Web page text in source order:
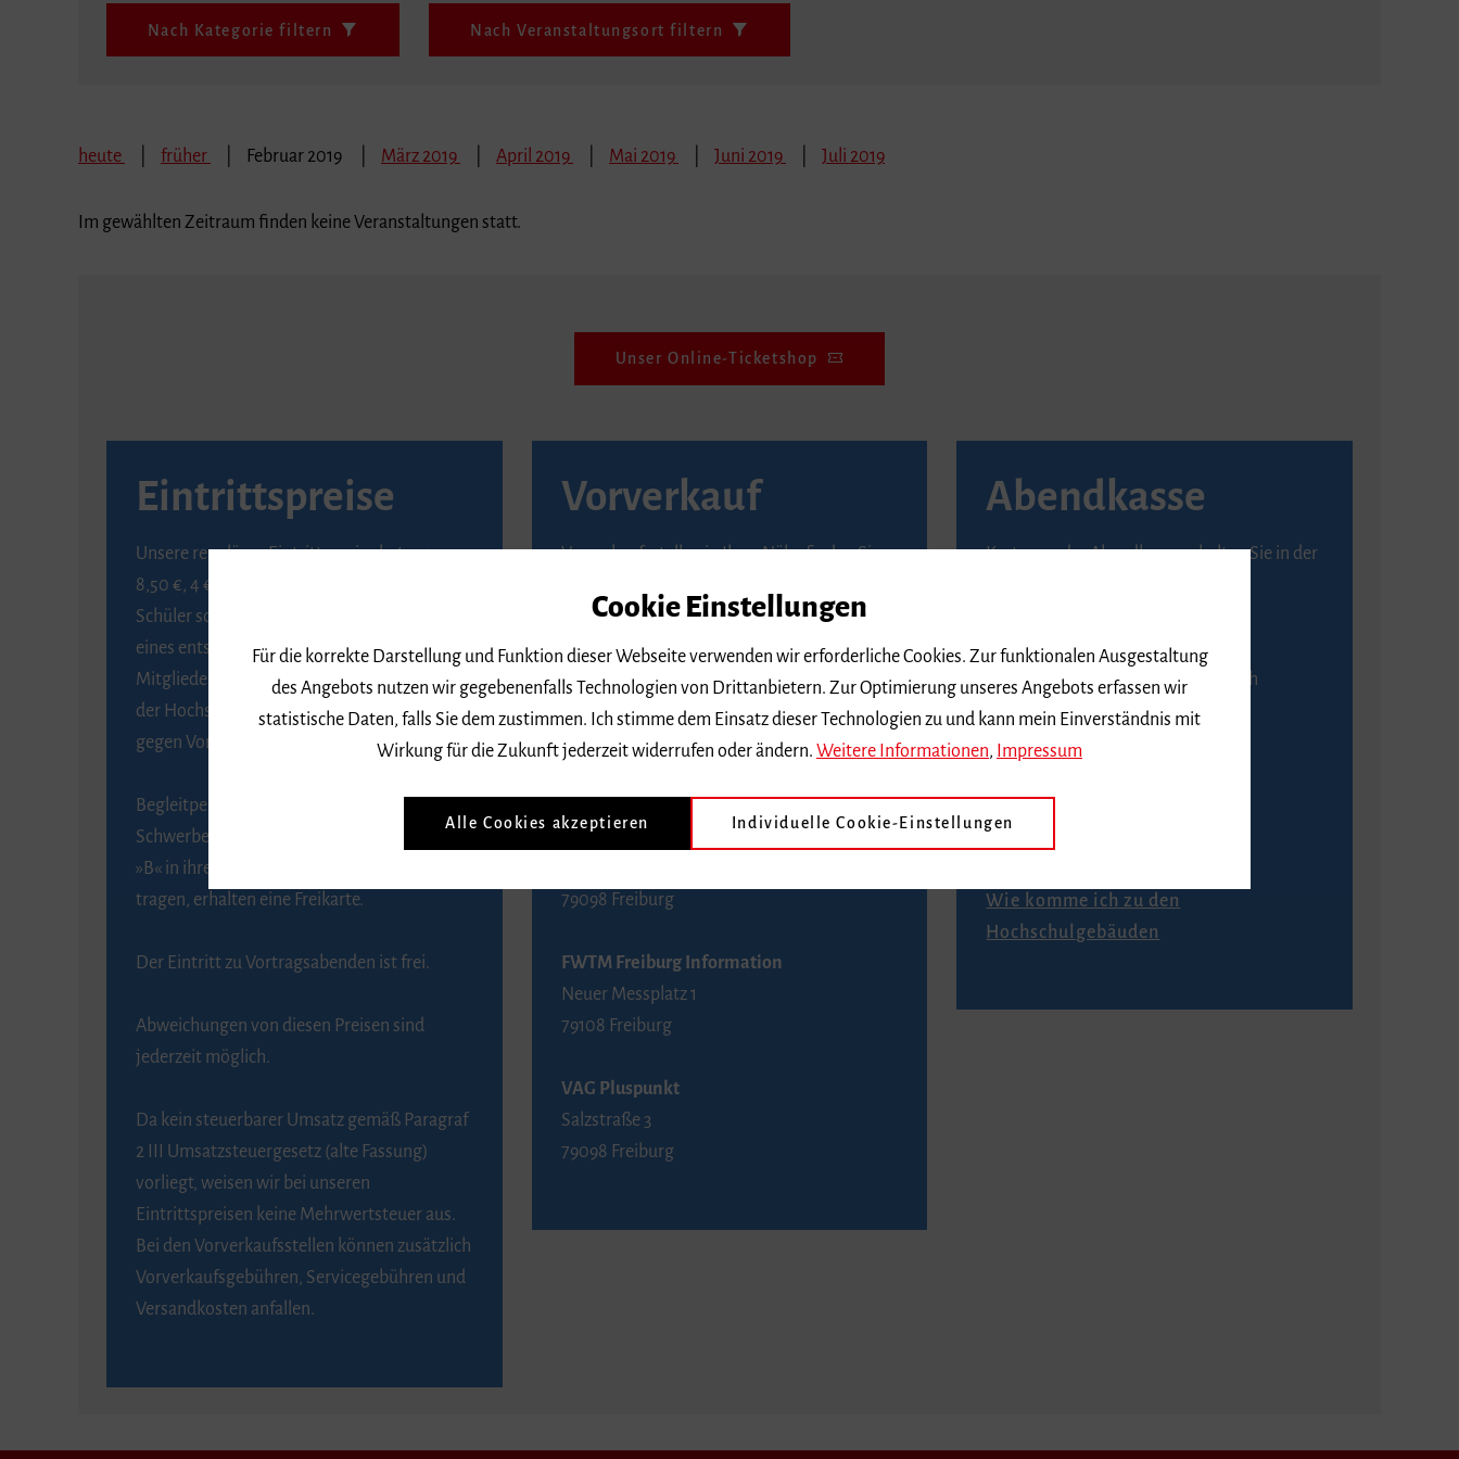
Nach Kategorie filtern Nach Veranstaltungsort filtern
heute früher Februar 2019 März 2019 April 2019 Mai 2019 Juni 2019 Juli 2019
Im gewählten Zeitraum finden keine Veranstaltungen statt.
Unser Online-Ticketshop
Eintrittspreise
Unsere regulären Eintrittspreise betragen
8,50 €, 4 € ermäßigt für Schülerinnen und
Schüler sowie Studierende gegen Vorlage
eines entsprechenden Nachweises, 6 € für
Mitglieder der Gesellschaft zur Förderung
der Hochschule für Musik Freiburg e. V.
gegen Vorlage des Mitgliedsausweises.
Begleitpersonen von Menschen mit
Schwerbehinderung, die das Merkzeichen
»B« in ihrem Schwerbehindertenausweis
tragen, erhalten eine Freikarte.
Der Eintritt zu Vortragsabenden ist frei.
Abweichungen von diesen Preisen sind
jederzeit möglich.
Da kein steuerbarer Umsatz gemäß Paragraf
2 III Umsatzsteuergesetz (alte Fassung)
vorliegt, weisen wir bei unseren
Eintrittspreisen keine Mehrwertsteuer aus.
Bei den Vorverkaufsstellen können zusätzlich
Vorverkaufsgebühren, Servicegebühren und
Versandkosten anfallen.
Vorverkauf
Vorverkaufsstellen in Ihrer Nähe finden Sie
BZ-Kartenservice Freiburg
Kaiser-Joseph-Straße 229
79098 Freiburg
Telefon 0761 4968888 (Reservierungen sind
FWTM Tourist-Information
79098 Freiburg
FWTM Freiburg Information
Neuer Messplatz 1
79108 Freiburg
VAG Pluspunkt
Salzstraße 3
79098 Freiburg
Abendkasse
Karten an der Abendkasse erhalten Sie in der
An der Abendkasse ist ausschließlich
Barzahlung möglich.
Anfahrt
Wie komme ich zu den
Hochschulgebäuden
Cookie Einstellungen
Für die korrekte Darstellung und Funktion dieser Webseite verwenden wir erforderliche Cookies. Zur funktionalen Ausgestaltung
des Angebots nutzen wir gegebenenfalls Technologien von Drittanbietern. Zur Optimierung unseres Angebots erfassen wir
statistische Daten, falls Sie dem zustimmen. Ich stimme dem Einsatz dieser Technologien zu und kann mein Einverständnis mit
Wirkung für die Zukunft jederzeit widerrufen oder ändern. Weitere Informationen Impressum
Alle Cookies akzeptieren Individuelle Cookie-Einstellungen